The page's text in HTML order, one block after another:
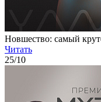
Новшество: самый
Читать
25/10